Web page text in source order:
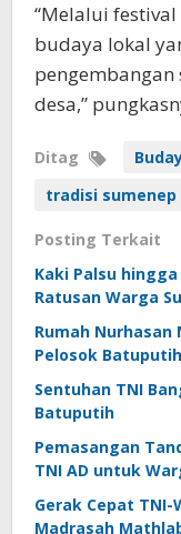
“Melalui
budaya lokal
desa,”
Ditag
tradisi sumenep
Posting Terkait
Kaki Palsu
Ratusan Warga
Rumah Nurhasan
Pelosok Batuputih
Sentuhan TNI
Batuputih
Pemasangan
TNI AD untuk
Gerak Cepat TNI-
Madrasah